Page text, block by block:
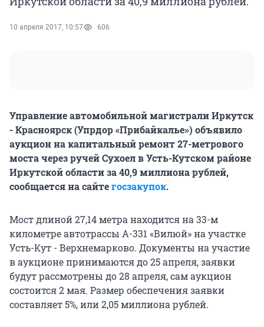
10 апреля 2017, 10:57 606
Управление автомобильной магистрали Иркутск
- Красноярск (Упрдор «Прибайкалье») объявило
аукцион на капитальный ремонт 27-метрового
моста через ручей Сухоел в Усть-Кутском районе
Иркутской области за 40,9 миллиона рублей,
сообщается на сайтегосзакупок.
Мост длиной 27,14 метра находится на 33-м
километре автотрассы А-331 «Вилюй» на участке
Усть-Кут - Верхнемарково. Документы на участие
в аукционе принимаются до 25 апреля, заявки
будут рассмотрены до 28 апреля, сам аукцион
состоится 2 мая. Размер обеспечения заявки
составляет 5%, или 2,05 миллиона рублей.